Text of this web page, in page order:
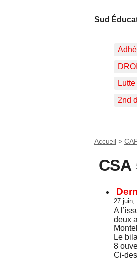
Sud
2nd
Accueil >
CSA
27 juin,
A
deux
Le
8
Ci-